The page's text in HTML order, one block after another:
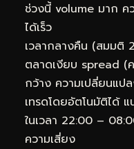
ช่วงนี้ volume มาก ค
ได้เร็ว
เวลากลางคืน (สมมติ
ตลาดเงียบ spread (ค
กว้าง ความเปลี่ยนแป
เทรดโดยอัตโนมัติได้ แ
ในเวลา 22:00 –
ความเสี่ยง